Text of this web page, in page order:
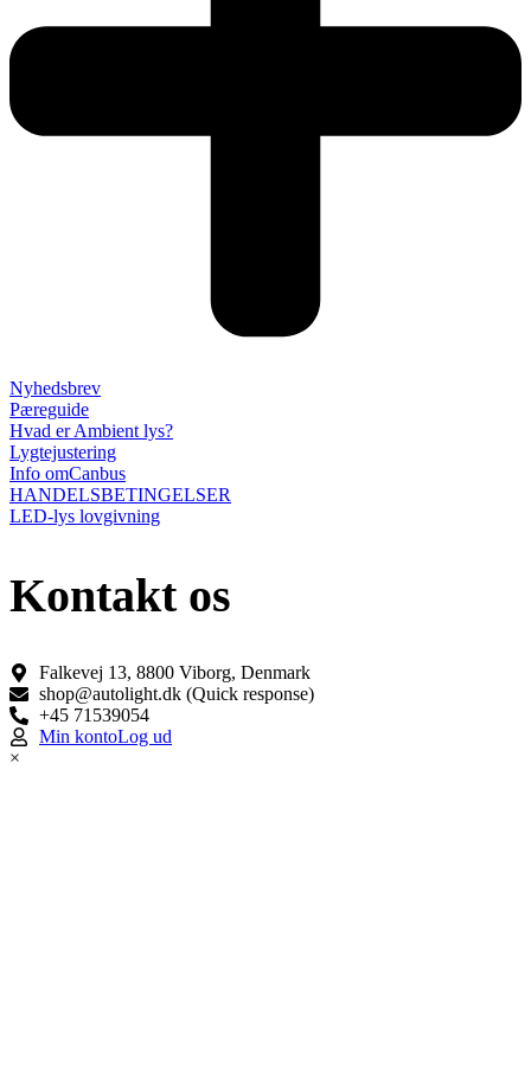
Nyhedsbrev
Pæreguide
Hvad er Ambient lys?
Lygtejustering
Info omCanbus
HANDELSBETINGELSER
LED-lys lovgivning
Kontakt os
Falkevej 13, 8800 Viborg, Denmark
shop@autolight.dk (Quick response)
+45 71539054
Min kontoLog ud
×